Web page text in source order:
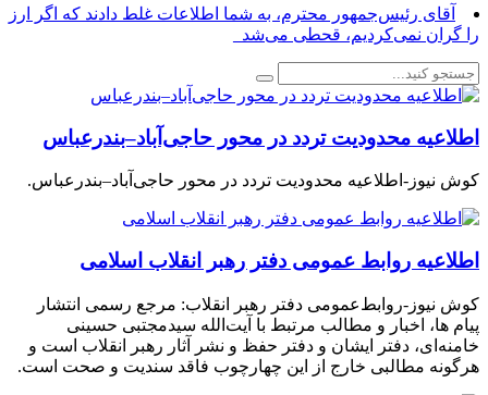
آقای رئیس‌جمهور محترم، به شما اطلاعات غلط دادند که اگر ارز
را گران نمی‌کردیم، قحطی می‌شد_
اطلاعیه محدودیت تردد در محور حاجی‌آباد–بندرعباس
کوش نیوز-اطلاعیه محدودیت تردد در محور حاجی‌آباد–بندرعباس.
اطلاعیه روابط عمومی دفتر رهبر انقلاب اسلامی
کوش نیوز-روابط‌عمومی دفتر رهبر انقلاب: مرجع رسمی انتشار
پیام ها، اخبار و مطالب مرتبط با آیت‌الله سیدمجتبی حسینی
خامنه‌ای، دفتر ایشان و دفتر حفظ و نشر آثار رهبر انقلاب است و
هرگونه مطالبی خارج از این چهارچوب فاقد سندیت و صحت است.